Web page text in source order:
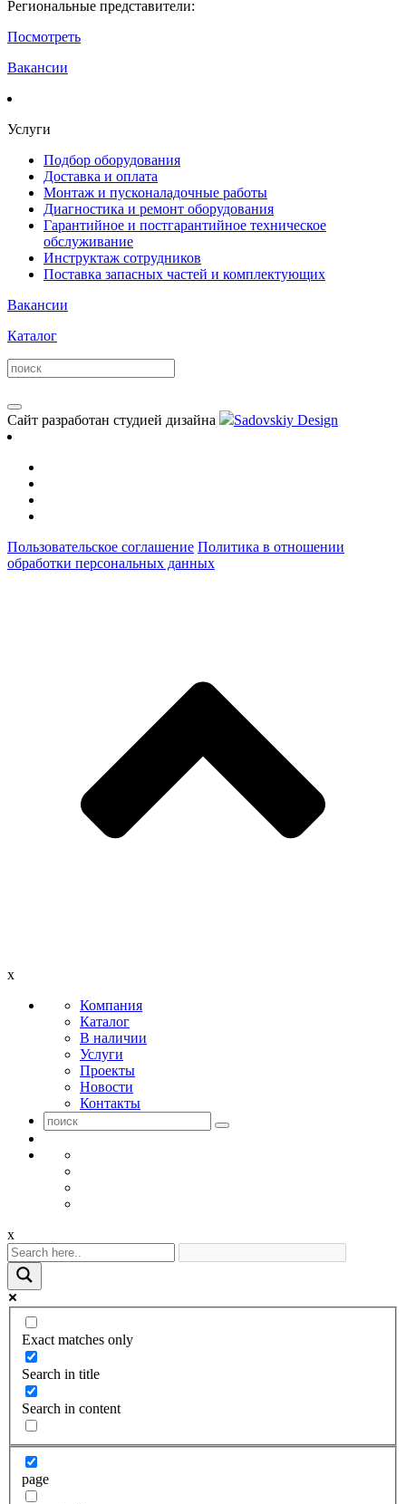
Региональные представители:
Посмотреть
Вакансии
Услуги
Подбор оборудования
Доставка и оплата
Монтаж и пусконаладочные работы
Диагностика и ремонт оборудования
Гарантийное и постгарантийное техническое
обслуживание
Инструктаж сотрудников
Поставка запасных частей и комплектующих
Вакансии
Каталог
Сайт разработан студией дизайна Sadovskiy Design
Пользовательское соглашение Политика в отношении
обработки персональных данных
x
Компания
Каталог
В наличии
Услуги
Проекты
Новости
Контакты
x
Exact matches only
Search in title
Search in content
page